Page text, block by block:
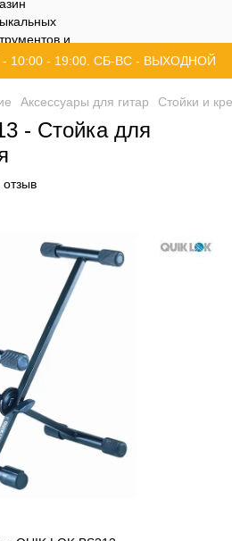
10:00 - 19:00. СБ-ВС - ВЫХОДНОЙ
Аксессуары для гитар Стойки и
- Стойка для
отзыв